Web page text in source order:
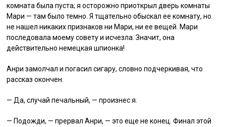
комната была пуста; я осторожно приоткрыл дверь комнаты
Мари — там было темно. Я тщательно обыскал ее комнату, но
не нашел никаких признаков ни Мари, ни ее вещей. Мари
последовала моему совету и исчезла. Значит, она
действительно немецкая шпионка!
Анри замолчал и погасил сигару, словно подчеркивая, что
рассказ окончен.
— Да, случай печальный, — произнес я.
— Подожди, — прервал Анри, — это еще не конец. Финал этой